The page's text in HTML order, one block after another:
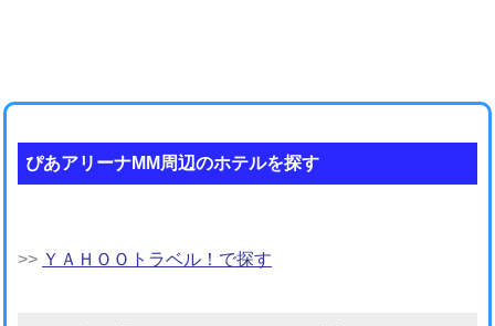
ぴあアリーナMM周辺のホテルを探す
>> ＹＡＨＯＯトラベル！で探す